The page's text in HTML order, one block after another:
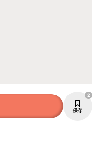
保存
2